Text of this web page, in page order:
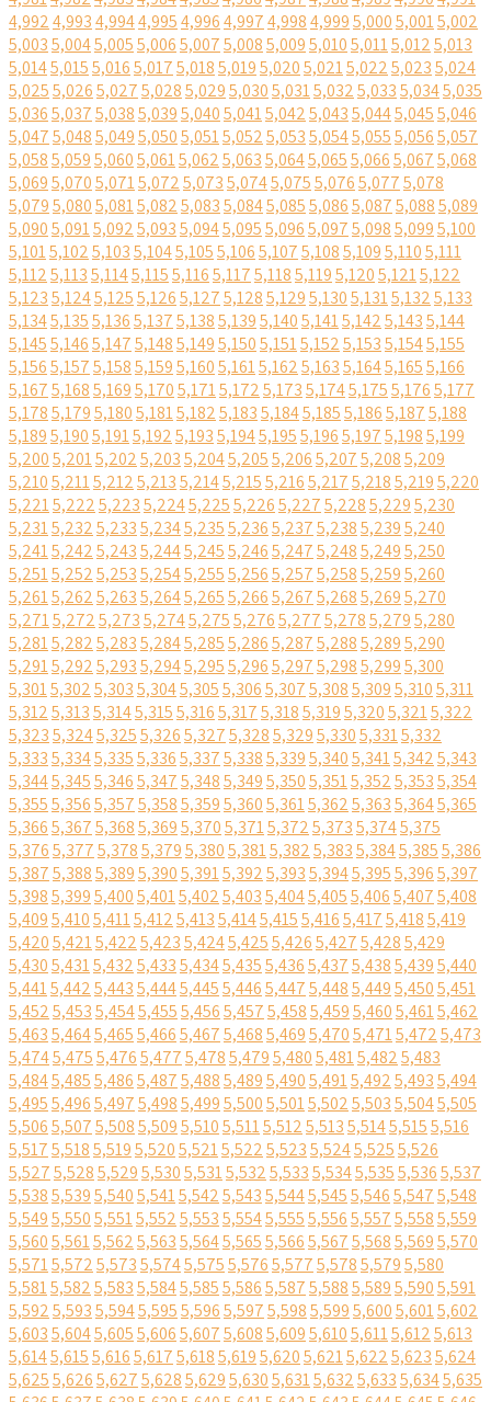
4,9924,9934,9944,9954,9964,9974,9984,9995,0005,0015,002
5,0035,0045,0055,0065,0075,0085,0095,0105,0115,0125,013
5,0145,0155,0165,0175,0185,0195,0205,0215,0225,0235,024
5,0255,0265,0275,0285,0295,0305,0315,0325,0335,0345,035
5,0365,0375,0385,0395,0405,0415,0425,0435,0445,0455,046
5,0475,0485,0495,0505,0515,0525,0535,0545,0555,0565,057
5,0585,0595,0605,0615,0625,0635,0645,0655,0665,0675,068
5,0695,0705,0715,0725,0735,0745,0755,0765,0775,078
5,0795,0805,0815,0825,0835,0845,0855,0865,0875,0885,089
5,0905,0915,0925,0935,0945,0955,0965,0975,0985,0995,100
5,1015,1025,1035,1045,1055,1065,1075,1085,1095,1105,111
5,1125,1135,1145,1155,1165,1175,1185,1195,1205,1215,122
5,1235,1245,1255,1265,1275,1285,1295,1305,1315,1325,133
5,1345,1355,1365,1375,1385,1395,1405,1415,1425,1435,144
5,1455,1465,1475,1485,1495,1505,1515,1525,1535,1545,155
5,1565,1575,1585,1595,1605,1615,1625,1635,1645,1655,166
5,1675,1685,1695,1705,1715,1725,1735,1745,1755,1765,177
5,1785,1795,1805,1815,1825,1835,1845,1855,1865,1875,188
5,1895,1905,1915,1925,1935,1945,1955,1965,1975,1985,199
5,2005,2015,2025,2035,2045,2055,2065,2075,2085,209
5,2105,2115,2125,2135,2145,2155,2165,2175,2185,2195,220
5,2215,2225,2235,2245,2255,2265,2275,2285,2295,230
5,2315,2325,2335,2345,2355,2365,2375,2385,2395,240
5,2415,2425,2435,2445,2455,2465,2475,2485,2495,250
5,2515,2525,2535,2545,2555,2565,2575,2585,2595,260
5,2615,2625,2635,2645,2655,2665,2675,2685,2695,270
5,2715,2725,2735,2745,2755,2765,2775,2785,2795,280
5,2815,2825,2835,2845,2855,2865,2875,2885,2895,290
5,2915,2925,2935,2945,2955,2965,2975,2985,2995,300
5,3015,3025,3035,3045,3055,3065,3075,3085,3095,3105,311
5,3125,3135,3145,3155,3165,3175,3185,3195,3205,3215,322
5,3235,3245,3255,3265,3275,3285,3295,3305,3315,332
5,3335,3345,3355,3365,3375,3385,3395,3405,3415,3425,343
5,3445,3455,3465,3475,3485,3495,3505,3515,3525,3535,354
5,3555,3565,3575,3585,3595,3605,3615,3625,3635,3645,365
5,3665,3675,3685,3695,3705,3715,3725,3735,3745,375
5,3765,3775,3785,3795,3805,3815,3825,3835,3845,3855,386
5,3875,3885,3895,3905,3915,3925,3935,3945,3955,3965,397
5,3985,3995,4005,4015,4025,4035,4045,4055,4065,4075,408
5,4095,4105,4115,4125,4135,4145,4155,4165,4175,4185,419
5,4205,4215,4225,4235,4245,4255,4265,4275,4285,429
5,4305,4315,4325,4335,4345,4355,4365,4375,4385,4395,440
5,4415,4425,4435,4445,4455,4465,4475,4485,4495,4505,451
5,4525,4535,4545,4555,4565,4575,4585,4595,4605,4615,462
5,4635,4645,4655,4665,4675,4685,4695,4705,4715,4725,473
5,4745,4755,4765,4775,4785,4795,4805,4815,4825,483
5,4845,4855,4865,4875,4885,4895,4905,4915,4925,4935,494
5,4955,4965,4975,4985,4995,5005,5015,5025,5035,5045,505
5,5065,5075,5085,5095,5105,5115,5125,5135,5145,5155,516
5,5175,5185,5195,5205,5215,5225,5235,5245,5255,526
5,5275,5285,5295,5305,5315,5325,5335,5345,5355,5365,537
5,5385,5395,5405,5415,5425,5435,5445,5455,5465,5475,548
5,5495,5505,5515,5525,5535,5545,5555,5565,5575,5585,559
5,5605,5615,5625,5635,5645,5655,5665,5675,5685,5695,570
5,5715,5725,5735,5745,5755,5765,5775,5785,5795,580
5,5815,5825,5835,5845,5855,5865,5875,5885,5895,5905,591
5,5925,5935,5945,5955,5965,5975,5985,5995,6005,6015,602
5,6035,6045,6055,6065,6075,6085,6095,6105,6115,6125,613
5,6145,6155,6165,6175,6185,6195,6205,6215,6225,6235,624
5,6255,6265,6275,6285,6295,6305,6315,6325,6335,6345,635